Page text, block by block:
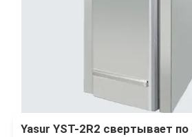
Yasur YST-2R2 свертывает по